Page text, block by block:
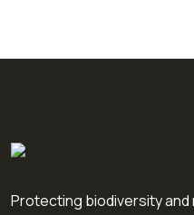
Protecting biodiversity